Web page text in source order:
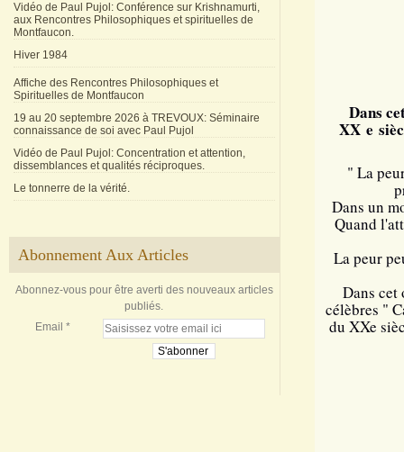
Vidéo de Paul Pujol: Conférence sur Krishnamurti,
aux Rencontres Philosophiques et spirituelles de
Montfaucon.
Hiver 1984
Affiche des Rencontres Philosophiques et
Spirituelles de Montfaucon
19 au 20 septembre 2026 à TREVOUX: Séminaire
connaissance de soi avec Paul Pujol
Vidéo de Paul Pujol: Concentration et attention,
dissemblances et qualités réciproques.
Le tonnerre de la vérité.
Abonnement Aux Articles
Abonnez-vous pour être averti des nouveaux articles
publiés.
Email
Dans
XX e
" La
Dans un
Quand
La peur
Dans cet
célèbres "
du XXe